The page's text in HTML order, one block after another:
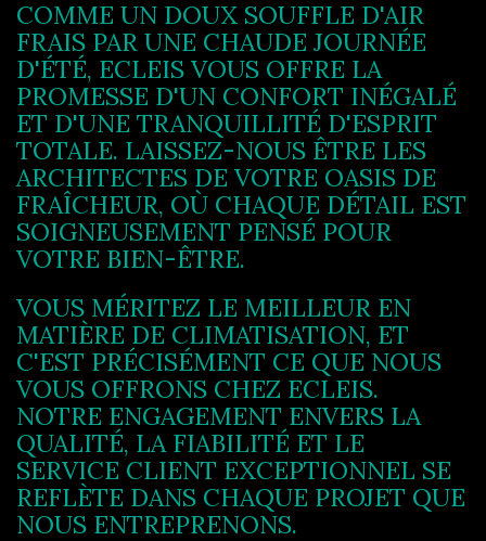
COMME UN DOUX SOUFFLE D'AIR
FRAIS PAR UNE CHAUDE JOURNÉE
D'ÉTÉ, ECLEIS VOUS OFFRE LA
PROMESSE D'UN CONFORT INÉGALÉ
ET D'UNE TRANQUILLITÉ D'ESPRIT
TOTALE. LAISSEZ-NOUS ÊTRE LES
ARCHITECTES DE VOTRE OASIS DE
FRAÎCHEUR, OÙ CHAQUE DÉTAIL EST
SOIGNEUSEMENT PENSÉ POUR
VOTRE BIEN-ÊTRE.
VOUS MÉRITEZ LE MEILLEUR EN
MATIÈRE DE CLIMATISATION, ET
C'EST PRÉCISÉMENT CE QUE NOUS
VOUS OFFRONS CHEZ ECLEIS.
NOTRE ENGAGEMENT ENVERS LA
QUALITÉ, LA FIABILITÉ ET LE
SERVICE CLIENT EXCEPTIONNEL SE
REFLÈTE DANS CHAQUE PROJET QUE
NOUS ENTREPRENONS.